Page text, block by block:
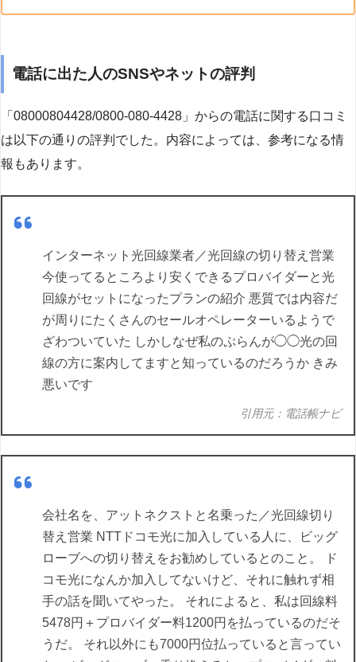
電話に出た人のSNSやネットの評判
「08000804428/0800-080-4428」からの電話に関する口コミ
は以下の通りの評判でした。内容によっては、参考になる情
報もあります。
インターネット光回線業者／光回線の切り替え営業
今使ってるところより安くできるプロバイダーと光
回線がセットになったプランの紹介 悪質では内容だ
が周りにたくさんのセールオペレーターいるようで
ざわついていた しかしなぜ私のぷらんが◯◯光の回
線の方に案内してますと知っているのだろうか きみ
悪いです
引用元：電話帳ナビ
会社名を、アットネクストと名乗った／光回線切り
替え営業 NTTドコモ光に加入している人に、ビッグ
ローブへの切り替えをお勧めしているとのこと。 ド
コモ光になんか加入してないけど、それに触れず相
手の話を聞いてやった。 それによると、私は回線料
5478円＋プロバイダー料1200円を払っているのだそ
うだ。 それ以外にも7000円位払っていると言ってい